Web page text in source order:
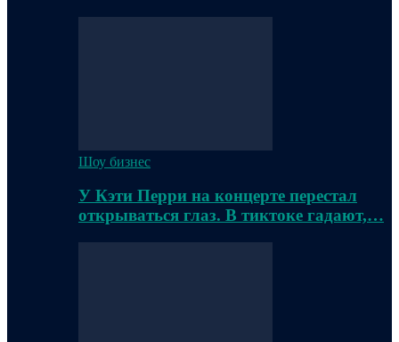
Шоу бизнес
У Кэти Перри на концерте перестал
открываться глаз. В тиктоке гадают,…